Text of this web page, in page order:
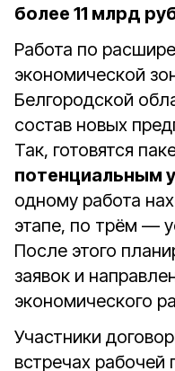
более 11 млрд
Работа по
экономической
Белгородской
состав новых
Так, готовятся
потенциальным
одному работа
этапе, по трём —
После этого
заявок и
экономического
Участники
встречах